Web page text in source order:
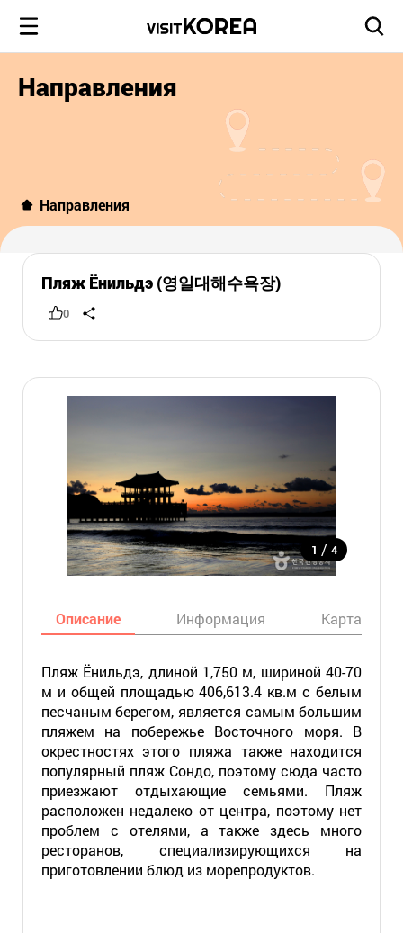
Направления
Направления
Пляж Ёнильдэ (영일대해수욕장)
0
1 / 4
Описание Информация Карта
Пляж Ёнильдэ, длиной 1,750 м, шириной 40-70
м и общей площадью 406,613.4 кв.м с белым
песчаным берегом, является самым большим
пляжем на побережье Восточного моря. В
окрестностях этого пляжа также находится
популярный пляж Сондо, поэтому сюда часто
приезжают отдыхающие семьями. Пляж
расположен недалеко от центра, поэтому нет
проблем с отелями, а также здесь много
ресторанов, специализирующихся на
приготовлении блюд из морепродуктов.